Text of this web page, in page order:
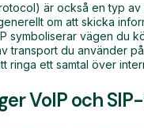
är också en typ
om att skicka
symboliserar vägen du
transport du använder
ringa ett samtal över
VoIP och